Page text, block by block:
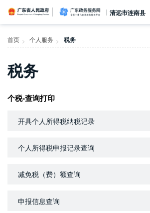
留言信箱
建言献策
信访相关法规
便民服务
百姓论坛
政府热线
网上调查
在线访谈
法律服务
领导信箱
未加载图片
政务微博
网络问政
意见征集
部门信箱
信访常见问题
信件回复
网上举报
公众监督
我要留言
广东省人民政府广东政务
清远市连南县
首页
政务公开
政民互动
首页 > 个人服务 > 税务
税务
个税-查询打印
开具个人所得税纳税记录
个人所得税申报记录查询
减免税（费）额查询
申报信息查询